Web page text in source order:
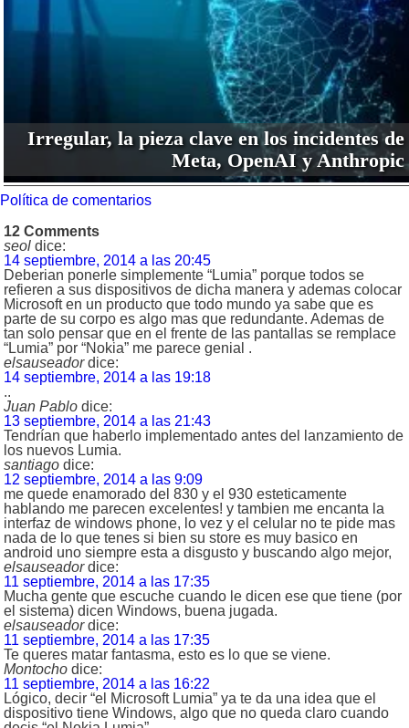
Irregular, la pieza clave en los incidentes de
Meta, OpenAI y Anthropic
Política de comentarios
12 Comments
seol dice:
14 septiembre, 2014 a las 20:45
Deberian ponerle simplemente “Lumia” porque todos se
refieren a sus dispositivos de dicha manera y ademas colocar
Microsoft en un producto que todo mundo ya sabe que es
parte de su corpo es algo mas que redundante. Ademas de
tan solo pensar que en el frente de las pantallas se remplace
“Lumia” por “Nokia” me parece genial .
elsauseador dice:
14 septiembre, 2014 a las 19:18
..
Juan Pablo dice:
13 septiembre, 2014 a las 21:43
Tendrían que haberlo implementado antes del lanzamiento de
los nuevos Lumia.
santiago dice:
12 septiembre, 2014 a las 9:09
me quede enamorado del 830 y el 930 esteticamente
hablando me parecen excelentes! y tambien me encanta la
interfaz de windows phone, lo vez y el celular no te pide mas
nada de lo que tenes si bien su store es muy basico en
android uno siempre esta a disgusto y buscando algo mejor,
elsauseador dice:
11 septiembre, 2014 a las 17:35
Mucha gente que escuche cuando le dicen ese que tiene (por
el sistema) dicen Windows, buena jugada.
elsauseador dice:
11 septiembre, 2014 a las 17:35
Te queres matar fantasma, esto es lo que se viene.
Montocho dice:
11 septiembre, 2014 a las 16:22
Lógico, decir “el Microsoft Lumia” ya te da una idea que el
dispositivo tiene Windows, algo que no queda claro cuando